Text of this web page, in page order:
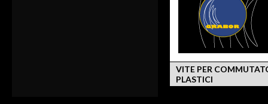
VITE PER
PLASTICI